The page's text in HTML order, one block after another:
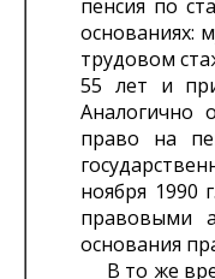
пенсия по
основаниях:
трудовом
55 лет и
Аналогично
право на
ноября 1990
правовыми
основания
В то же